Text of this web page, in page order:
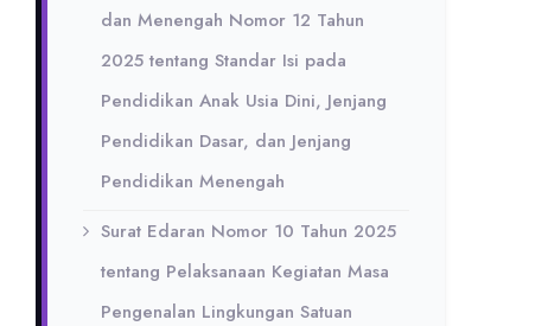
dan Menengah Nomor 12 Tahun
2025 tentang Standar Isi pada
Pendidikan Anak Usia Dini, Jenjang
Pendidikan Dasar, dan Jenjang
Pendidikan Menengah
Surat Edaran Nomor 10 Tahun 2025
tentang Pelaksanaan Kegiatan Masa
Pengenalan Lingkungan Satuan